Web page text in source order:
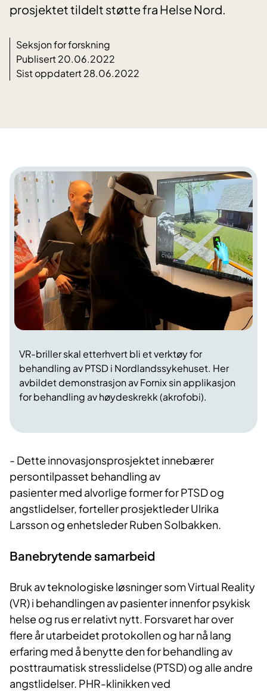
prosjektet tildelt støtte fra Helse Nord.
Seksjon for forskning
Publisert 20.06.2022
Sist oppdatert 28.06.2022
VR-briller skal etterhvert bli et verktøy for
behandling av PTSD i Nordlandssykehuset. Her
avbildet demonstrasjon av Fornix sin applikasjon
for behandling av høydeskrekk (akrofobi).
- Dette innovasjonsprosjektet innebærer
persontilpasset behandling av
pasientermed alvorlige former for PTSD og
angstlidelser, forteller prosjektleder Ulrika
Larsson og enhetsleder Ruben Solbakken.
Banebrytende sam​​​arbeid
Bruk av teknologiske løsninger som Virtual Reality
(VR) i behandlingen av pasienter innenfor psykisk
helse og rus er relativt nytt. Forsvaret har over
flere år utarbeidet protokollen og har nå lang
erfaring med å benytte den for behandling av
posttraumatisk stresslidelse (PTSD) og alle andre
angstlidelser. PHR-klinikken ved